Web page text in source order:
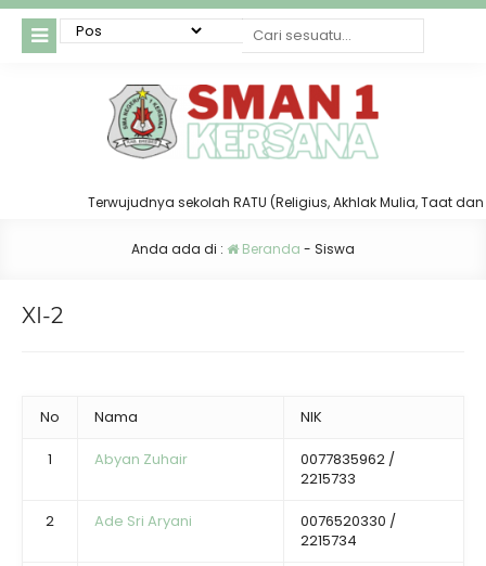
Terwujudnya sekolah RATU (Religius, Akhlak Mulia, Taat dan
Anda ada di : Beranda - Siswa
XI-2
No Nama NIK
1 Abyan Zuhair
0077835962 /
2215733
2 Ade Sri Aryani
0076520330 /
2215734